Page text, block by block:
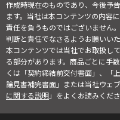
作成時現在のものであり、今後予
ます。当社は本コンテンツの内容
責任を負うものではございません
判断と責任でなさるようお願いいた
本コンテンツでは当社でお取扱し
る部分があります。商品ごとに手
くは「契約締結前交付書面」、「
論見書補完書面」または当社ウェ
に関する説明」をよくお読みくださ